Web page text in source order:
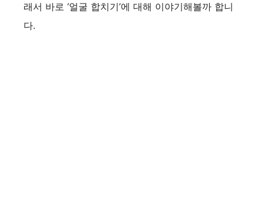
래서 바로 ‘얼굴 합치기’에 대해 이야기해볼까 합니
다.